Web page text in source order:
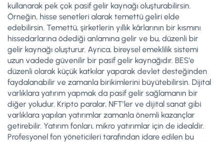
kullanarak pek çok pasif gelir kaynağı oluşturabilirsin.
Örneğin, hisse senetleri alarak temettü geliri elde
edebilirsin. Temettü, şirketlerin yıllık kârlarının bir kısmını
hissedarlarına ödediği anlamına gelir ve bu, düzenli bir
gelir kaynağı oluşturur. Ayrıca, bireysel emeklilik sistemi
uzun vadede güvenilir bir pasif gelir kaynağıdır. BES’e
düzenli olarak küçük katkılar yaparak devlet desteğinden
faydalanabilir ve zamanla birikimlerini büyütebilirsin. Dijital
varlıklara yatırım yapmak da pasif gelir sağlamanın bir
diğer yoludur. Kripto paralar, NFT’ler ve dijital sanat gibi
varlıklara yapılan yatırımlar zamanla önemli kazançlar
getirebilir. Yatırım fonları, mikro yatırımlar için de idealdir.
Profesyonel fon yöneticileri tarafından idare edilen bu